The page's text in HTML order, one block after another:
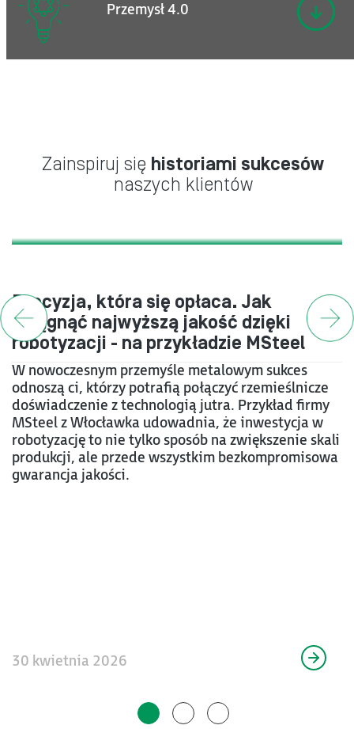
Przemysł 4.0
Zainspiruj się historiami sukcesów
naszych klientów
Precyzja, która się opłaca. Jak
osiągnąć najwyższą jakość dzięki
robotyzacji - na przykładzie MSteel
W nowoczesnym przemyśle metalowym sukces
odnoszą ci, którzy potrafią połączyć rzemieślnicze
doświadczenie z technologią jutra. Przykład firmy
MSteel z Włocławka udowadnia, że inwestycja w
robotyzację to nie tylko sposób na zwiększenie skali
produkcji, ale przede wszystkim bezkompromisowa
gwarancja jakości.
30 kwietnia 2026